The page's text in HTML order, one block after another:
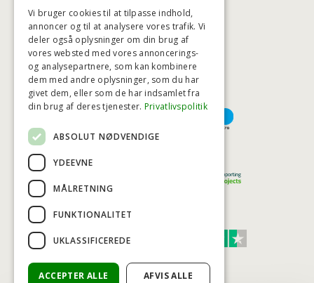
HØJESTE KREDITVÆRDIGHED
BETALINGSMULIGHEDER
TRUST SCORE 4,7
Vi bruger cookies til at tilpasse indhold,
annoncer og til at analysere vores trafik. Vi
deler også oplysninger om din brug af
vores websted med vores annoncerings-
og analysepartnere, som kan kombinere
dem med andre oplysninger, som du har
givet dem, eller som de har indsamlet fra
din brug af deres tjenester. Privatlivspolitik
ABSOLUT NØDVENDIGE
YDEEVNE
MÅLRETNING
FUNKTIONALITET
UKLASSIFICEREDE
ACCEPTER ALLE AFVIS ALLE